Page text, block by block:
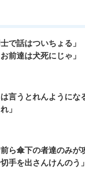
で話はついちょる」
前達は犬死にじゃ」
言うとれんようにな
」
ら傘下の者達のみが
手を出さんけんのう」